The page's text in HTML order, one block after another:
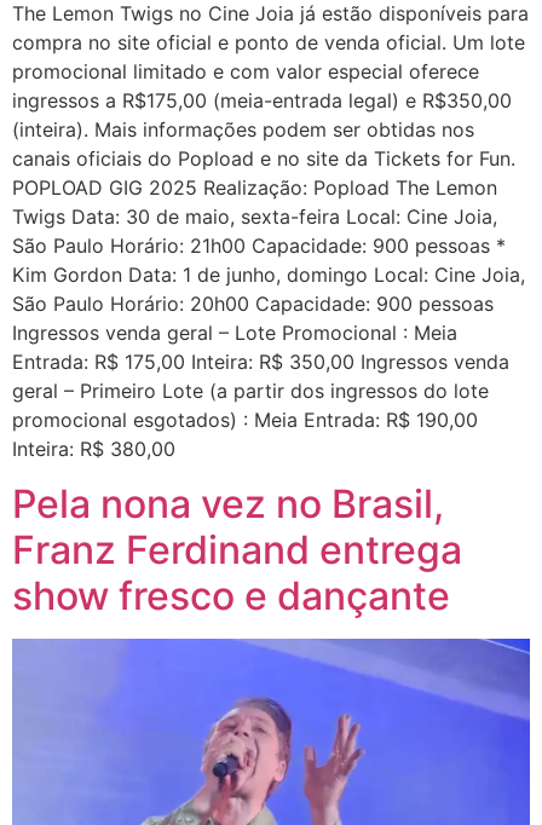
The Lemon Twigs no Cine Joia já estão disponíveis para
compra no site oficial e ponto de venda oficial. Um lote
promocional limitado e com valor especial oferece
ingressos a R$175,00 (meia-entrada legal) e R$350,00
(inteira). Mais informações podem ser obtidas nos
canais oficiais do Popload e no site da Tickets for Fun.
POPLOAD GIG 2025 Realização: Popload The Lemon
Twigs Data: 30 de maio, sexta-feira Local: Cine Joia,
São Paulo Horário: 21h00 Capacidade: 900 pessoas *
Kim Gordon Data: 1 de junho, domingo Local: Cine Joia,
São Paulo Horário: 20h00 Capacidade: 900 pessoas
Ingressos venda geral – Lote Promocional : Meia
Entrada: R$ 175,00 Inteira: R$ 350,00 Ingressos venda
geral – Primeiro Lote (a partir dos ingressos do lote
promocional esgotados) : Meia Entrada: R$ 190,00
Inteira: R$ 380,00
Pela nona vez no Brasil,
Franz Ferdinand entrega
show fresco e dançante